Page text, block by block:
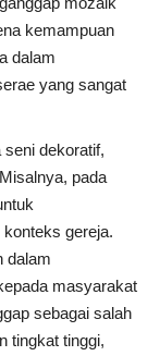
kemampuan
dalam
yang sangat
dekoratif,
pada
gereja.
dalam
masyarakat
sebagai salah
tingkat tinggi,